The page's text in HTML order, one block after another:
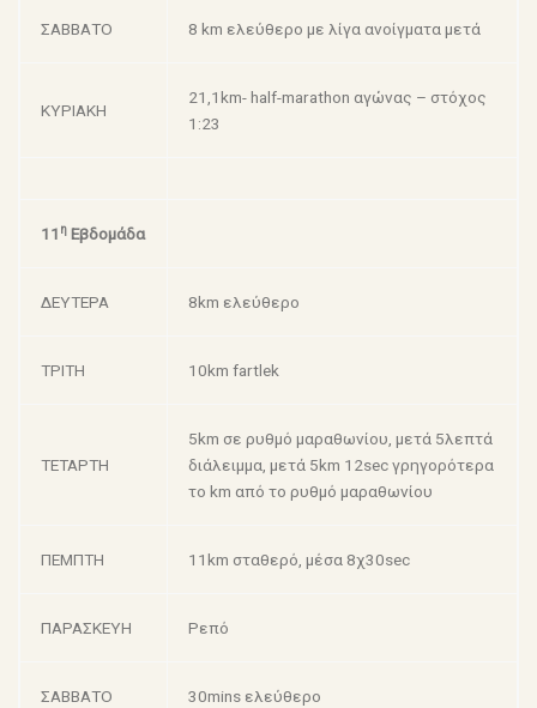
ΣΑΒΒΑΤΟ 8 km ελεύθερο με λίγα ανοίγματα μετά
ΚΥΡΙΑΚΗ
21,1km- half-marathon αγώνας – στόχος
1:23
11 η Εβδομάδα
ΔΕΥΤΕΡΑ 8km ελεύθερο
ΤΡΙΤΗ 10km fartlek
ΤΕΤΑΡΤΗ
5km σε ρυθμό μαραθωνίου, μετά 5λεπτά
διάλειμμα, μετά 5km 12sec γρηγορότερα
το km από το ρυθμό μαραθωνίου
ΠΕΜΠΤΗ 11km σταθερό, μέσα 8χ30sec
ΠΑΡΑΣΚΕΥΗ Ρεπό
ΣΑΒΒΑΤΟ 30mins ελεύθερο